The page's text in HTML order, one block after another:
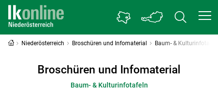
Niederösterreich Broschüren und Infomaterial Baum- &
Broschüren und Infomaterial
Baum- & Kulturinfotafeln